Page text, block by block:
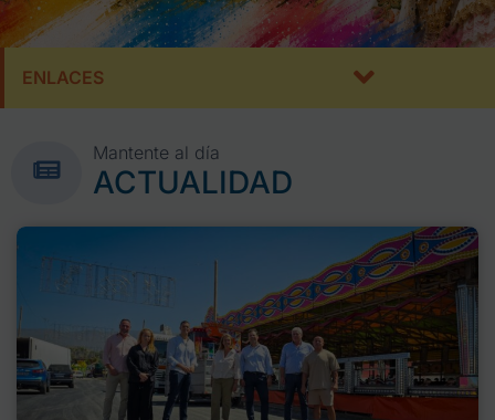
ENLACES
Mantente al día
ACTUALIDAD